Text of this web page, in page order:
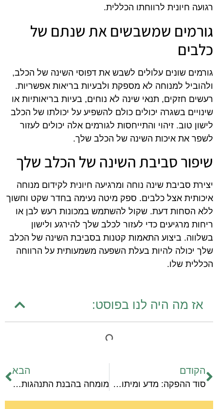
רגועה חיונית לרווחתו הכללית.
גורמים שמשבשים את שנתם של
כלבים
גורמים שונים עלולים לשבש את דפוסי השינה של הכלב,
ולהוביל למנוחה לא מספקת ולבעיות בריאות אפשריות.
רעשים חזקים, תנאי שינה לא נוחים, בעיות בריאותיות או
שינויים בשגרה יכולים כולם להשפיע על יכולתו של הכלב
לישון טוב. זיהוי והתייחסות לגורמים אלה יכולים לעזור
לשפר את איכות השינה של הכלב שלך.
שיפור סביבת השינה של הכלב שלך
יצירת סביבת שינה נוחה ומרגיעה חיונית לקידום מנוחה
איכותית אצל כלבים. ספק מיטה נעימה בחדר שקט וחשוך
ללא הסחות דעת. שקול להשתמש במכונות רעש לבן או
ריחות מרגיעים כדי לעזור לכלב שלך להירגע ולישון
בשלווה. ביצוע התאמות קטנות בסביבת השינה של הכלב
שלך יכולה להיות בעלת השפעה משמעותית על הרווחה
הכללית שלו.
אז מה היה לנו בפוסט:
הקודם
סוד ההפקה: מדע ומיתוסים בעולם הכלבים
הבא
מומחה בהבנת התנהגות הכלבים